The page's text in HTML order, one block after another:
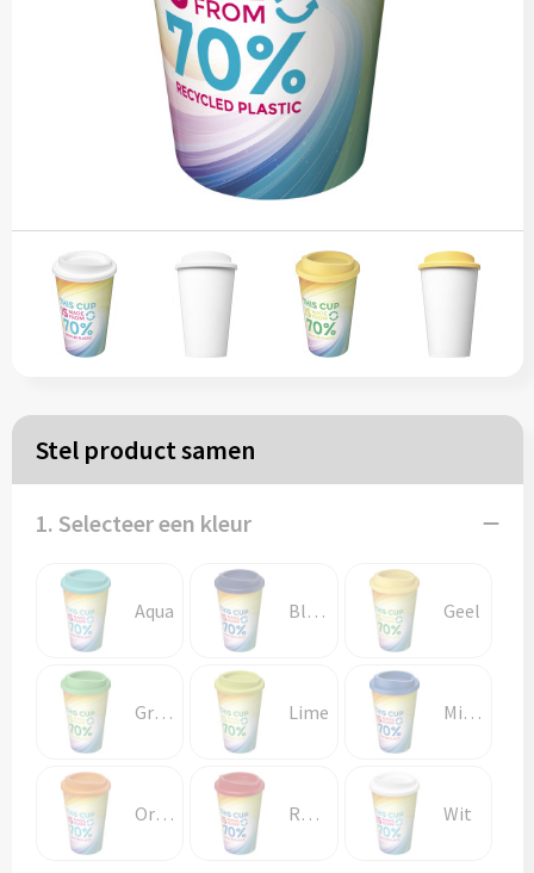
Papieren tassen
Schoudertassen
Koeltassen
Balpennen
Markeerstiften
Merken
Notaboekjes
Zelfklevende memo's
Stel product samen
1. Selecteer een kleur
Aqua Blauw Geel
Groen Lime Middenblauw
Oranje Rood Wit